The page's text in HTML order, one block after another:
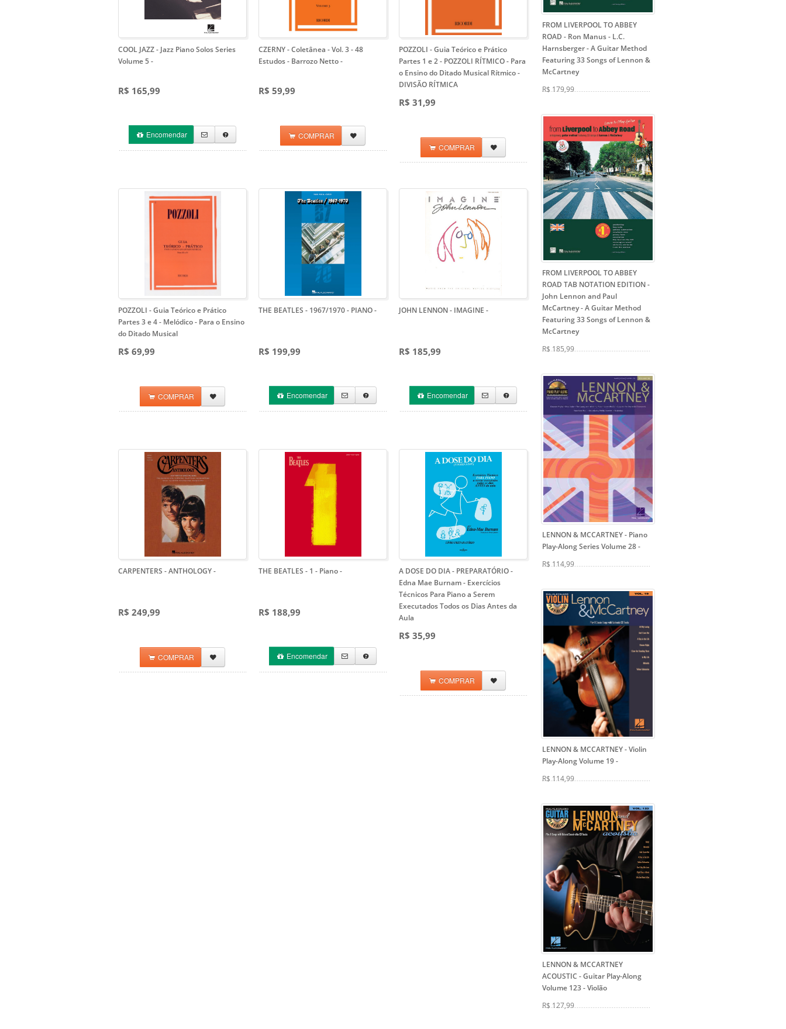
COOL JAZZ - Jazz Piano Solos Series
Volume 5-
R$ 165,99
Encomendar
CZERNY - Coletânea - Vol. 3 - 48
Estudos - Barrozo Netto-
R$ 59,99
COMPRAR
POZZOLI - Guia Teórico e Prático
Partes 1 e 2 - POZZOLI RÍTMICO- Para
o Ensino do Ditado Musical Rítmico -
DIVISÃO RÍTMICA
R$ 31,99
COMPRAR
POZZOLI - Guia Teórico e Prático
Partes 3 e 4 - Melódico- Para o Ensino
do Ditado Musical
R$ 69,99
COMPRAR
THE BEATLES - 1967/1970 - PIANO-
R$ 199,99
Encomendar
JOHN LENNON - IMAGINE -
R$ 185,99
Encomendar
CARPENTERS - ANTHOLOGY-
R$ 249,99
COMPRAR
THE BEATLES - 1 - Piano-
R$ 188,99
Encomendar
A DOSE DO DIA - PREPARATÓRIO -
Edna Mae Burnam- Exercícios
Técnicos Para Piano a Serem
Executados Todos os Dias Antes da
Aula
R$ 35,99
COMPRAR
FROM LIVERPOOL TO ABBEY
ROAD - Ron Manus - L.C.
Harnsberger- A Guitar Method
Featuring 33 Songs of Lennon &
McCartney
R$ 179,99
FROM LIVERPOOL TO ABBEY
ROAD TAB NOTATION EDITION -
John Lennon and Paul
McCartney- A Guitar Method
Featuring 33 Songs of Lennon &
McCartney
R$ 185,99
LENNON & MCCARTNEY - Piano
Play-Along Series Volume 28-
R$ 114,99
LENNON & MCCARTNEY - Violin
Play-Along Volume 19-
R$ 114,99
LENNON & MCCARTNEY
ACOUSTIC - Guitar Play-Along
Volume 123- Violão
R$ 127,99